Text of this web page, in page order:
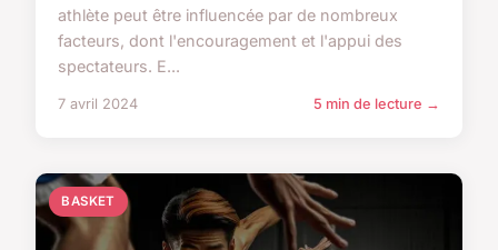
athlète peut être influencée par de nombreux
facteurs, dont l'encouragement et l'appui des
spectateurs. E...
7 avril 2024 5 min de lecture →
BASKET